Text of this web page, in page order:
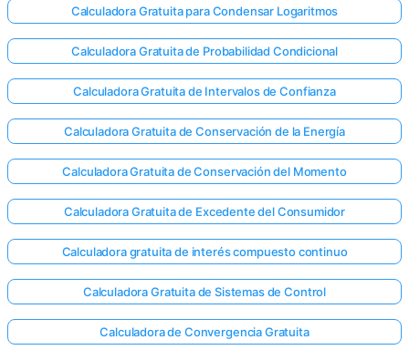
Calculadora Gratuita para Condensar Logaritmos
Calculadora Gratuita de Probabilidad Condicional
Calculadora Gratuita de Intervalos de Confianza
Calculadora Gratuita de Conservación de la Energía
Calculadora Gratuita de Conservación del Momento
Calculadora Gratuita de Excedente del Consumidor
Calculadora gratuita de interés compuesto continuo
Calculadora Gratuita de Sistemas de Control
Calculadora de Convergencia Gratuita